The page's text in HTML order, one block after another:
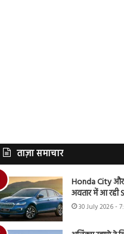
ताज़ा समाचार
Honda City
अवतार में आ रही
30 July 2026 -